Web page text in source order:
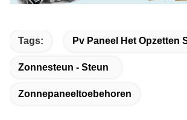
Tags: Pv Paneel Het Opzetten
Zonnesteun - Steun
Zonnepaneeltoebehoren